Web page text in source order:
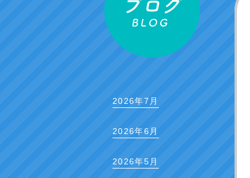
2026年7月
2026年6月
2026年5月